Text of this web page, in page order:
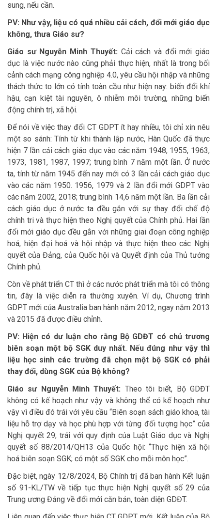
sung, nếu cần.
PV: Như vậy, liệu có quá nhiều cải cách, đổi mới giáo dục
không, thưa Giáo sư?
Giáo sư Nguyễn Minh Thuyết: Cải cách và đổi mới giáo
dục là việc nước nào cũng phải thực hiện, nhất là trong bối
cảnh cách mạng công nghiệp 4.0, yêu cầu hội nhập và những
thách thức to lớn có tính toàn cầu như hiện nay: biến đổi khí
hậu, cạn kiệt tài nguyên, ô nhiễm môi trường, những biến
động chính trị, xã hội.
Để nói về việc thay đổi CT GDPT ít hay nhiều, tôi chỉ xin nêu
một so sánh: Tính từ khi thành lập nước, Hàn Quốc đã thực
hiện 7 lần cải cách giáo dục vào các năm 1948, 1955, 1963,
1973, 1981, 1987, 1997; trung bình 7 năm một lần. Ở nước
ta, tính từ năm 1945 đến nay mới có 3 lần cải cách giáo dục
vào các năm 1950. 1956, 1979 và 2 lần đổi mới GDPT vào
các năm 2002, 2018; trung bình 14,6 năm một lần. Ba lần cải
cách giáo dục ở nước ta đều gắn với sự thay đổi chế độ
chính tri và thực hiện theo Nghị quyết của Chính phủ. Hai lần
đổi mới giáo dục đều gắn với những giai đoạn công nghiệp
hoá, hiện đại hoá và hội nhập và thực hiện theo các Nghị
quyết của Đảng, của Quốc hội và Quyết định của Thủ tướng
Chính phủ.
Còn về phát triển CT thì ở các nước phát triển mà tôi có thông
tin, đây là việc diễn ra thường xuyên. Ví dụ, Chương trình
GDPT mới của Australia ban hành năm 2012, ngay năm 2013
và 2015 đã được điều chỉnh.
PV: Hiện có dư luận cho rằng Bộ GDĐT có chủ trương
biên soạn một bộ SGK duy nhất. Nếu đúng như vậy thì
liệu học sinh các trường đã chọn một bộ SGK có phải
thay đổi, dùng SGK của Bộ không?
Giáo sư Nguyễn Minh Thuyết: Theo tôi biết, Bộ GDĐT
không có kế hoạch như vậy và không thể có kế hoạch như
vậy vì điều đó trái với yêu cầu “Biên soạn sách giáo khoa, tài
liệu hỗ trợ dạy và học phù hợp với từng đối tượng học” của
Nghị quyết 29; trái với quy định của Luật Giáo dục và Nghị
quyết số 88/2014/QH13 của Quốc hội: “Thực hiện xã hội
hoá biên soạn SGK; có một số SGK cho mỗi môn học”.
Đặc biệt, ngày 12/8/2024, Bộ Chính trị đã ban hành Kết luận
số 91-KL/TW về tiếp tục thực hiện Nghị quyết số 29 của
Trung ương Đảng về đổi mới căn bản, toàn diện GDĐT.